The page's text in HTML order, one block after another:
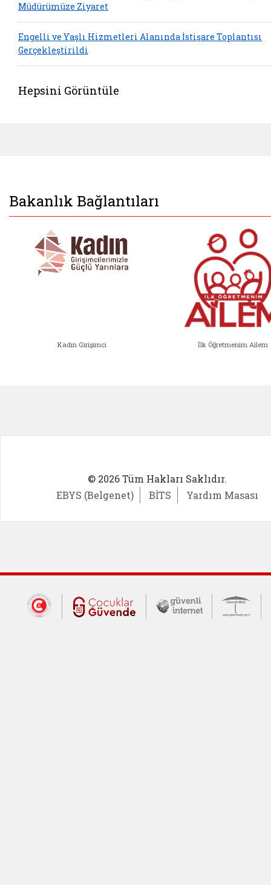
Müdürümüze Ziyaret
Engelli ve Yaşlı Hizmetleri Alanında İstişare Toplantısı
Gerçekleştirildi
Hepsini Görüntüle
Bakanlık Bağlantıları
Kadın Girişimci İlk Öğretmenim Ailem
© 2026 Tüm Hakları Saklıdır.
EBYS (Belgenet)
BİTS Yardım Masası
Dış Bağlantılar
Cumhurbaşkanlığı İletişim Merkezi
Çocuklar Güvende (yeni
Güvenli